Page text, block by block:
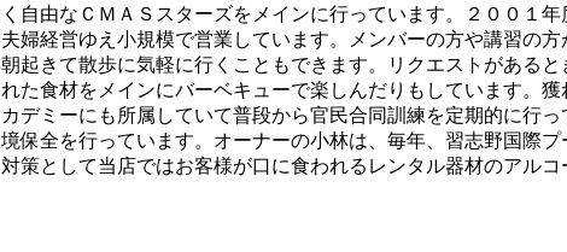
自由なＣＭＡＳスターズをメインに行っています。２００１
婦経営ゆえ小規模で営業しています。メンバーの方や講習の
起きて散歩に気軽に行くこともできます。リクエストがある
た食材をメインにバーベキューで楽しんだりもしています。
デミーにも所属していて普段から官民合同訓練を定期的に行
保全を行っています。オーナーの小林は、毎年、習志野国際
策として当店ではお客様が口に食われるレンタル器材のアルコ